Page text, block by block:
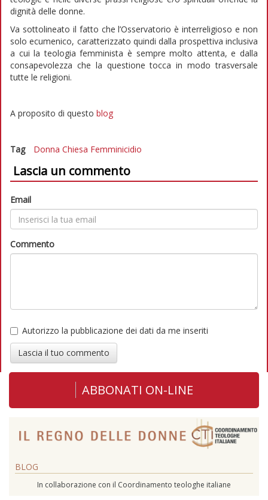
dignità delle donne.
Va sottolineato il fatto che l’Osservatorio è interreligioso e non
solo ecumenico, caratterizzato quindi dalla prospettiva inclusiva
a cui la teologia femminista è sempre molto attenta, e dalla
consapevolezza che la questione tocca in modo trasversale
tutte le religioni.
A proposito di questo blog
Tag Donna Chiesa Femminicidio
Lascia un commento
Email
Commento
Autorizzo la pubblicazione dei dati da me inseriti
Lascia il tuo commento
ABBONATI ON-LINE
BLOG
In collaborazione con il Coordinamento teologhe italiane